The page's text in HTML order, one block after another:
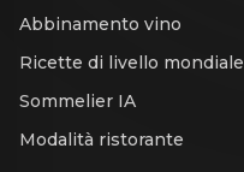
Abbinamento vino
Ricette di livello mondiale
Sommelier IA
Modalità ristorante